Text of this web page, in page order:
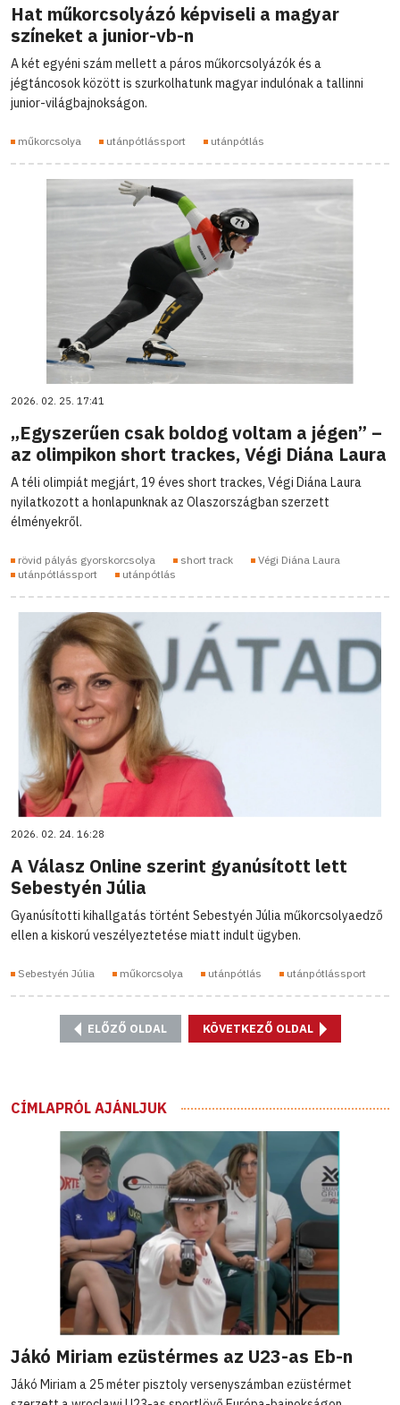
Hat műkorcsolyázó képviseli a magyar
színeket a junior-vb-n
A két egyéni szám mellett a páros műkorcsolyázók és a
jégtáncosok között is szurkolhatunk magyar indulónak a tallinni
junior-világbajnokságon.
műkorcsolya utánpótlássport utánpótlás
2026. 02. 25. 17:41
„Egyszerűen csak boldog voltam a jégen” –
az olimpikon short trackes, Végi Diána Laura
A téli olimpiát megjárt, 19 éves short trackes, Végi Diána Laura
nyilatkozott a honlapunknak az Olaszországban szerzett
élményekről.
rövid pályás gyorskorcsolya short track
Végi Diána Laura
utánpótlássport
utánpótlás
2026. 02. 24. 16:28
A Válasz Online szerint gyanúsított lett
Sebestyén Júlia
Gyanúsítotti kihallgatás történt Sebestyén Júlia műkorcsolyaedző
ellen a kiskorú veszélyeztetése miatt indult ügyben.
Sebestyén Júlia műkorcsolya utánpótlás utánpótlássport
ELŐZŐ OLDAL KÖVETKEZŐ OLDAL
CÍMLAPRÓL AJÁNLJUK
Jákó Miriam ezüstérmes az U23-as Eb-n
Jákó Miriam a 25 méter pisztoly versenyszámban ezüstérmet